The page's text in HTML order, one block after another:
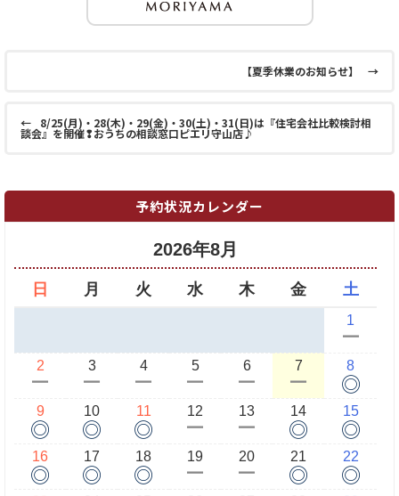
【夏季休業のお知らせ】 →
← 8/25(月)・28(木)・29(金)・30(土)・31(日)は『住宅会社比較検討相
談会』を開催❢おうちの相談窓口ピエリ守山店♪
予約状況カレンダー
2026年8月
日 月 火 水 木 金 土
1
ー
2
ー
3
ー
4
ー
5
ー
6
ー
7
ー
8
◎
9
◎
10
◎
11
◎
12
ー
13
ー
14
◎
15
◎
16
◎
17
◎
18
◎
19
ー
20
ー
21
◎
22
◎